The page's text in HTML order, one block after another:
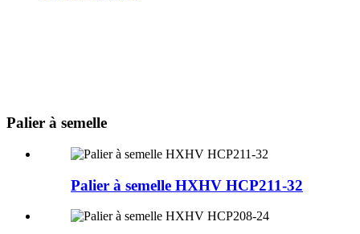
Palier à semelle
Palier à semelle HXHV HCP211-32